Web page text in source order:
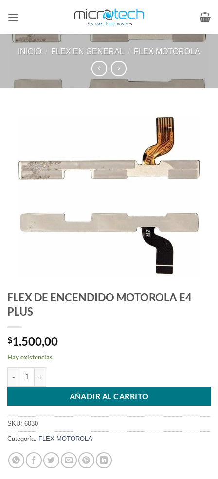
INICIO / FLEX EN GENERAL / FLEX MOTOROLA
FLEX DE ENCENDIDO MOTOROLA E4
PLUS
$1.500,00
Hay existencias
FLEX DE ENCENDIDO MOTOROLA E4 PLUS cantidad
AÑADIR AL CARRITO
SKU: 6030
Categoría: FLEX MOTOROLA